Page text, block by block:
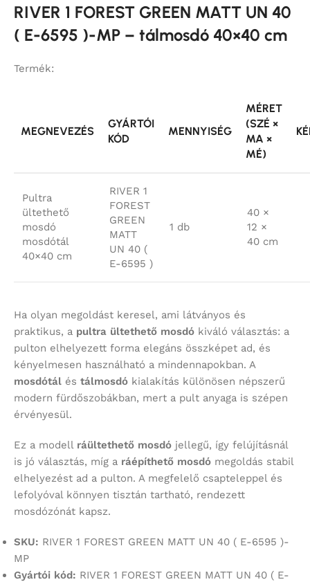
RIVER 1 FOREST GREEN MATT UN 40
( E-6595 )-MP – tálmosdó 40×40 cm
Termék:
MEGNEVEZÉS
GYÁRTÓI
KÓD
MENNYISÉG
MÉRET
(SZÉ ×
MA ×
MÉ)
Pultra
ültethető
mosdó
mosdótál
40×40 cm
RIVER 1
FOREST
GREEN
MATT
UN 40 (
E-6595 )
1 db
40 ×
12 ×
40 cm
Ha olyan megoldást keresel, ami látványos és
praktikus, a pultra ültethető mosdó kiváló választás: a
pulton elhelyezett forma elegáns összképet ad, és
kényelmesen használható a mindennapokban. A
mosdótál és tálmosdó kialakítás különösen népszerű
modern fürdőszobákban, mert a pult anyaga is szépen
érvényesül.
Ez a modell ráültethető mosdó jellegű, így felújításnál
is jó választás, míg a ráépíthető mosdó megoldás stabil
elhelyezést ad a pulton. A megfelelő csapteleppel és
lefolyóval könnyen tisztán tartható, rendezett
mosdózónát kapsz.
SKU: RIVER 1 FOREST GREEN MATT UN 40 ( E-6595 )-
MP
Gyártói kód: RIVER 1 FOREST GREEN MATT UN 40 ( E-